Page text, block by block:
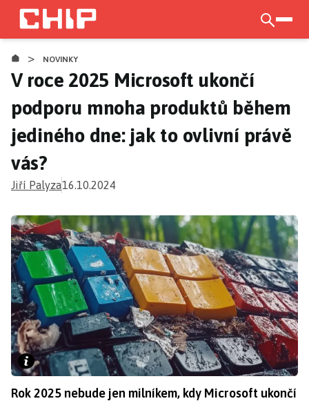
CHIP.CZ
Přejít
hlavnímu
obsahu
> NOVINKY
V roce 2025 Microsoft ukončí
podporu mnoha produktů během
jediného dne: jak to ovlivní právě
vás?
Jiří Palyza16.10.2024
Rok 2025 nebude jen milníkem, kdy Microsoft ukončí